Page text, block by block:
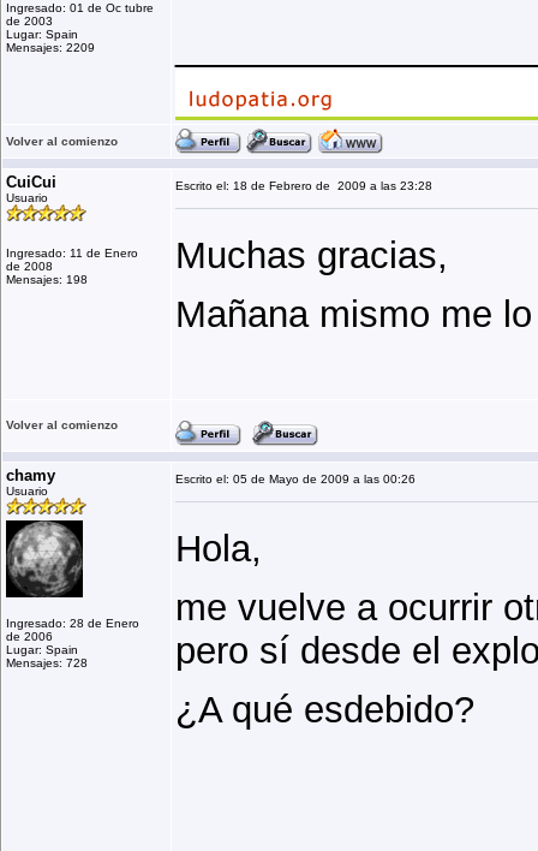
Ingresado: 01 de Oc tubre
de 2003
Lugar: Spain
Mensajes: 2209
Volver al comienzo
CuiCui
Usuario
Ingresado: 11 de Enero
de 2008
Mensajes: 198
Escrito el: 18 de Febrero de 2009 a las 23:28
Muchas gracias,
Mañana mismo me
Volver al comienzo
chamy
Usuario
Ingresado: 28 de Enero
de 2006
Lugar: Spain
Mensajes: 728
Escrito el: 05 de Mayo de 2009 a las 00:26
Hola,
me vuelve a ocurrir
pero sí desde el
¿A qué esdebido?